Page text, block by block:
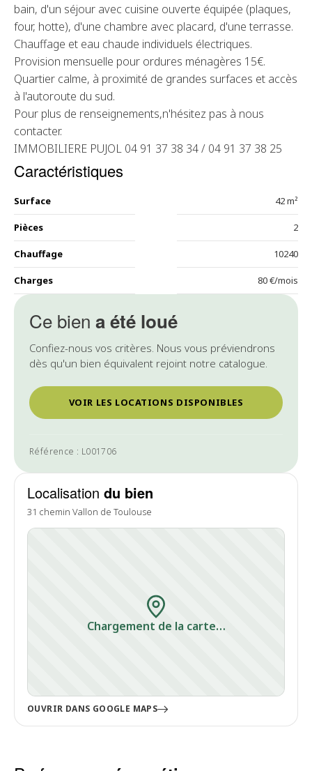
Ce bien a été loué
Confiez-nous vos critères. Nous vous préviendrons
dès qu'un bien équivalent rejoint notre catalogue.
VOIR LES LOCATIONS DISPONIBLES
Référence : L001706
Localisation du bien
31 chemin Vallon de Toulouse
Chargement de la carte…
OUVRIR DANS GOOGLE MAPS
bain, d'un séjour avec cuisine ouverte équipée (plaques,
four, hotte), d'une chambre avec placard, d'une terrasse.
Chauffage et eau chaude individuels électriques.
Provision mensuelle pour ordures ménagères 15€.
Quartier calme, à proximité de grandes surfaces et accès
à l'autoroute du sud.
Pour plus de renseignements,n'hésitez pas à nous
contacter.
IMMOBILIERE PUJOL 04 91 37 38 34 / 04 91 37 38 25
Caractéristiques
Surface 42 m²
Pièces 2
Chauffage 10240
Charges 80 €/mois